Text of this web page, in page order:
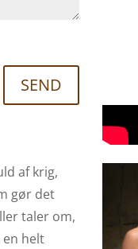
SEND
af krig,
gør det
taler om,
helt